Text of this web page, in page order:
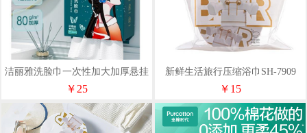
洁丽雅洗脸巾一次性加大加厚悬挂
抽取式家庭装MRJ790
￥25
新鲜生活旅行压缩浴巾SH-7909
￥15